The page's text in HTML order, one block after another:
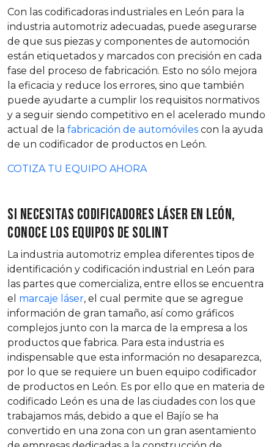
Con las codificadoras industriales en León para la
industria automotriz adecuadas, puede asegurarse
de que sus piezas y componentes de automoción
están etiquetados y marcados con precisión en cada
fase del proceso de fabricación. Esto no sólo mejora
la eficacia y reduce los errores, sino que también
puede ayudarte a cumplir los requisitos normativos
y a seguir siendo competitivo en el acelerado mundo
actual de la fabricación de automóviles con la ayuda
de un codificador de productos en León.
COTIZA TU EQUIPO AHORA
Si necesitas codificadores láser en León,
conoce los equipos de SOLINT
La industria automotriz emplea diferentes tipos de
identificación y codificación industrial en León para
las partes que comercializa, entre ellos se encuentra
el marcaje láser, el cual permite que se agregue
información de gran tamaño, así como gráficos
complejos junto con la marca de la empresa a los
productos que fabrica. Para esta industria es
indispensable que esta información no desaparezca,
por lo que se requiere un buen equipo codificador
de productos en León. Es por ello que en materia de
codificado León es una de las ciudades con los que
trabajamos más, debido a que el Bajío se ha
convertido en una zona con un gran asentamiento